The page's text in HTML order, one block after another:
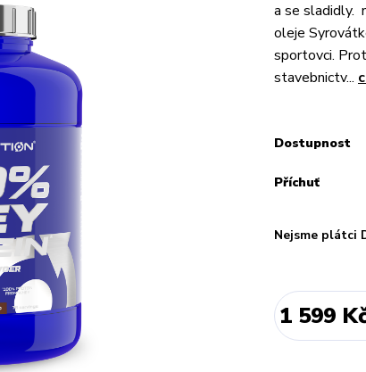
a se sladidly.
oleje
sportovci.
stavebnictv...
Dostupnost
Příchuť
Nejsme plátci
1 599